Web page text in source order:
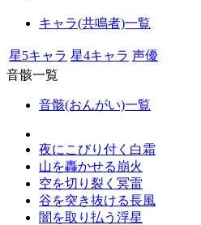
キャラ(共鳴者)一覧
星5キャラ 星4キャラ 声優
音骸一覧
音骸(おんがい)一覧
夜にこびり付く白霜
山を轟かせる崩火
空を切り裂く冥雷
谷を突き抜ける長風
闇を取り払う浮星